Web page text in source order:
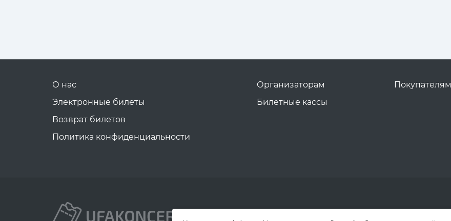
О нас
Электронные билеты
Возврат билетов
Политика конфиденциальности
Организаторам
Билетные кассы
Покупателям